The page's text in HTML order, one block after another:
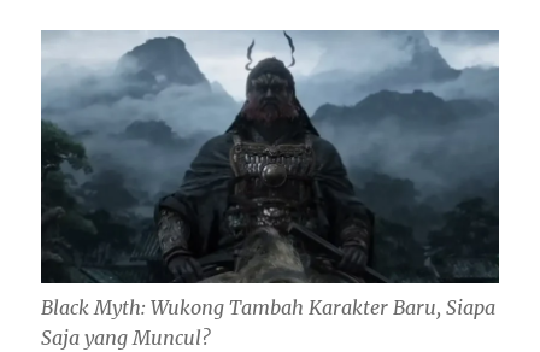
Black Myth: Wukong Tambah Karakter Baru, Siapa
Saja yang Muncul?